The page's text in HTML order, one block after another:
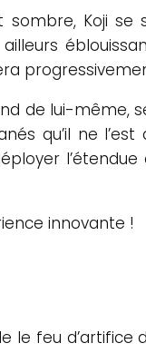
Koji
de lui-
qu’il ne
innovante !
le feu d’artifice